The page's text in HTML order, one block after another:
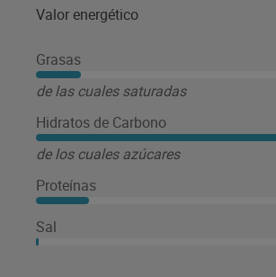
Valor energético
Grasas
de las cuales saturadas
Hidratos de Carbono
de los cuales azúcares
Proteínas
Sal